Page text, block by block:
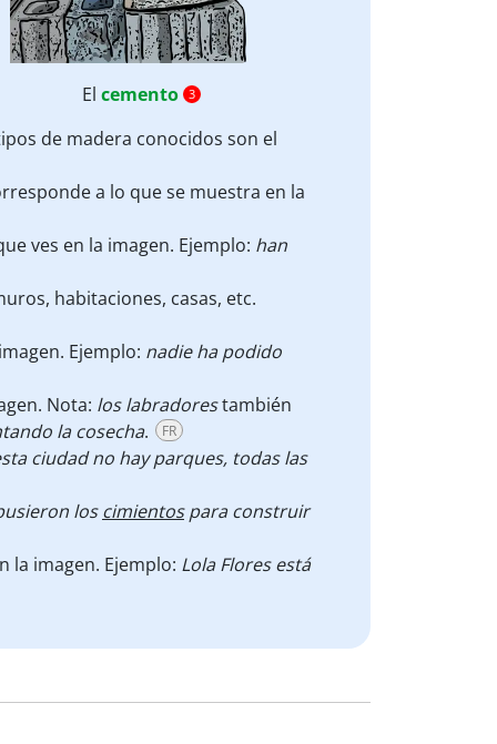
El cemento 3
de madera conocidos son el
a lo que se muestra en la
ves en la imagen. Ejemplo: han
habitaciones, casas, etc.
Ejemplo: nadie ha podido
Nota: los labradorestambién
la cosecha. FR
ciudad no hay parques, todas las
loscimientospara construir
la imagen. Ejemplo: Lola Flores está